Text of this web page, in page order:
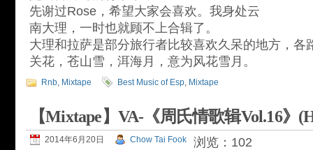
先谢过Rose，希望大家会喜欢。我身处云
南大理，一时也就顾不上合辑了。
大理和拉萨是部分旅行者比较喜欢久呆的地方，各
关花，苍山雪，洱海月，意为风花雪月。
Rnb, Mixtape Best Music of Esp, Mixtape
【Mixtape】VA-《周氏情歌辑Vol.16》
2014年6月20日 Chow Tai Fook
浏览：102